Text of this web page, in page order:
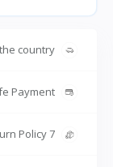
country
Payment
7 Days Return Policy